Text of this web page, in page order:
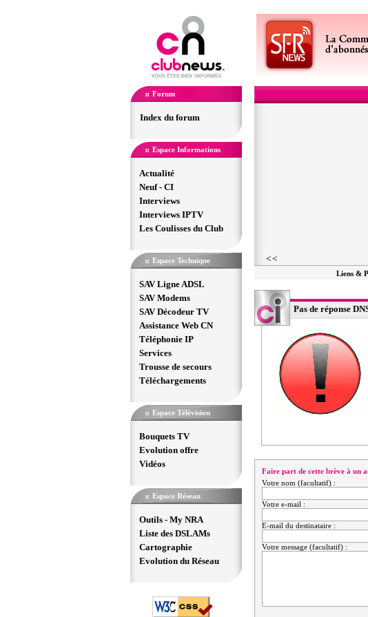
Forum
Index du forum
Espace Informations
Actualité
Neuf - CI
Interviews
Interviews IPTV
Les Coulisses du Club
Espace Technique
SAV Ligne ADSL
SAV Modems
SAV Décodeur TV
Assistance Web CN
Téléphonie IP
Services
Trousse de secours
Téléchargements
Espace Télévision
Bouquets TV
Evolution offre
Vidéos
Espace Réseau
Outils - My NRA
Liste des DSLAMs
Cartographie
Evolution du Réseau
Liens &
Pas de réponse
Faire part de cette brève à un
Votre nom (facultatif) :
Votre e-mail :
E-mail du destinataire :
Votre message (facultatif) :